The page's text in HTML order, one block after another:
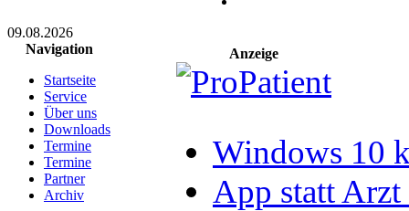
09.08.2026
Navigation
Startseite
Service
Über uns
Downloads
Termine
Termine
Partner
Archiv
Anzeige
Windows 10
App statt Arzt